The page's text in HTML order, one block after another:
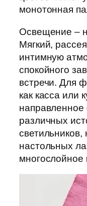
монотонная
Освещение –
Мягкий,
интимную
спокойного
встречи. Для
как касса или
различных
настольных